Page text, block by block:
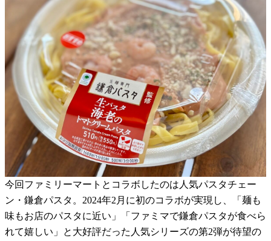
今回ファミリーマートとコラボしたのは人気パスタチェー
ン・鎌倉パスタ。2024年2月に初のコラボが実現し、「麺も
味もお店のパスタに近い」「ファミマで鎌倉パスタが食べら
れて嬉しい」と大好評だった人気シリーズの第2弾が待望の